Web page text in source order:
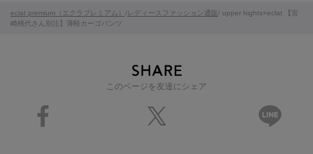
このページを友達にシェア
eclat premium（エクラプレミアム） / レディースファッション通販/ upper hights×eclat 【宮
崎桃代さん別注】薄軽カーゴパンツ